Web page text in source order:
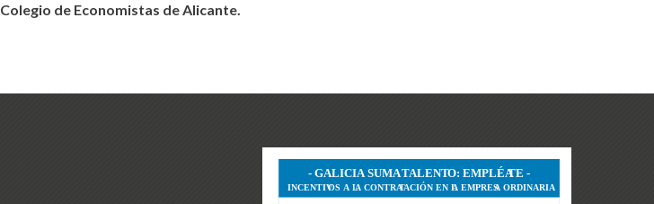
Colegio de Economistas de Alicante.